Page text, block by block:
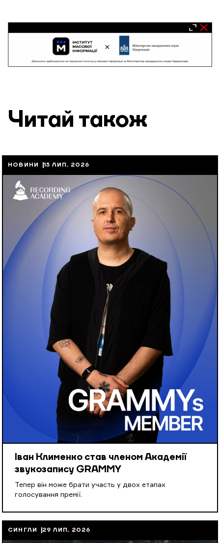
Читай також
НОВИНИ 15 ЛИП, 2026
Іван Клименко став членом Академії
звукозапису GRAMMY
Тепер він може брати участь у двох етапах
голосування премії.
СИНГЛИ 29 ЛИП, 2026